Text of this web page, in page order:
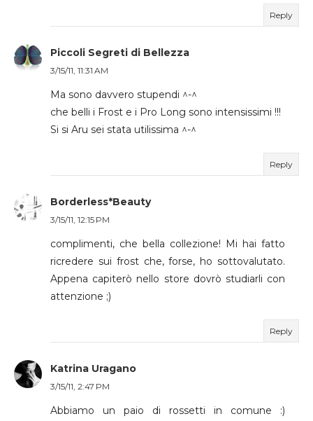
Reply
Piccoli Segreti di Bellezza
3/15/11, 11:31 AM
Ma sono davvero stupendi ^-^
che belli i Frost e i Pro Long sono intensissimi !!!
Si si Aru sei stata utilissima ^-^
Reply
Borderless*Beauty
3/15/11, 12:15 PM
complimenti, che bella collezione! Mi hai fatto
ricredere sui frost che, forse, ho sottovalutato.
Appena capiterò nello store dovrò studiarli con
attenzione ;)
Reply
Katrina Uragano
3/15/11, 2:47 PM
Abbiamo un paio di rossetti in comune :)